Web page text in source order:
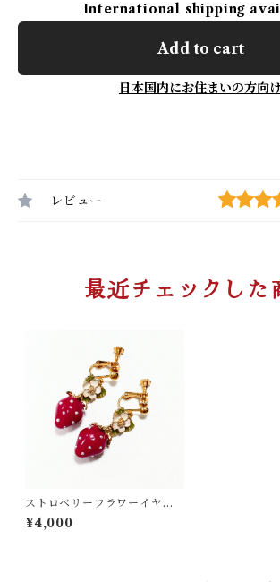
International shipping
Add to cart
日本国内にお住まいの方向け
レビュー
最近チェックした
ストロベリーフラワーイヤリ
ング/ピアス
¥4,000